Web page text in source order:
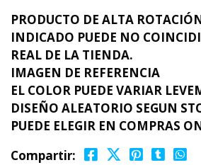
PRODUCTO DE ALTA
INDICADO PUEDE NO
REAL DE LA TIENDA.
IMAGEN DE REFERENCIA
EL COLOR PUEDE VARIAR
DISEÑO ALEATORIO SEGUN
PUEDE ELEGIR EN COMPRAS
Compartir: